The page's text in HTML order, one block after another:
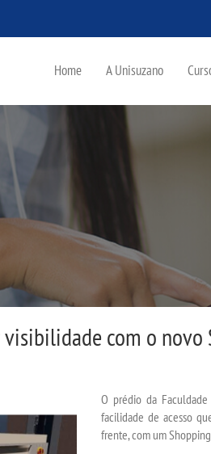
Home A Unisuzano
com o
O prédio da
facilidade de acesso
frente, com um